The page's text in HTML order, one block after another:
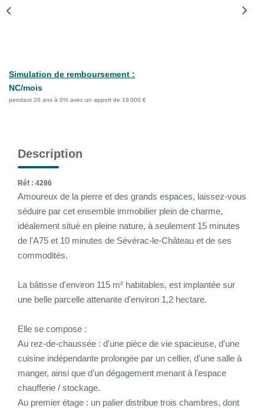
CONTACT
Simulation de remboursement :
NC/mois
pendant 20 ans à 0% avec un apport de 19 000 €
Description
Réf : 4286
Amoureux de la pierre et des grands espaces, laissez-vous
séduire par cet ensemble immobilier plein de charme,
idéalement situé en pleine nature, à seulement 15 minutes
de l'A75 et 10 minutes de Sévérac-le-Château et de ses
commodités.
La bâtisse d'environ 115 m² habitables, est implantée sur
une belle parcelle attenante d'environ 1,2 hectare.
Elle se compose :
Au rez-de-chaussée : d'une pièce de vie spacieuse, d'une
cuisine indépendante prolongée par un cellier, d'une salle à
manger, ainsi que d'un dégagement menant à l'espace
chaufferie / stockage.
Au premier étage : un palier distribue trois chambres, dont